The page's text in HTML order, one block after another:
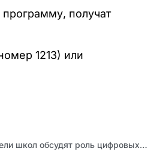
получат
1213) или
В Дни образования и науки педагоги и руководители школ обсудят роль цифровых технологий в профессиональной деятельности